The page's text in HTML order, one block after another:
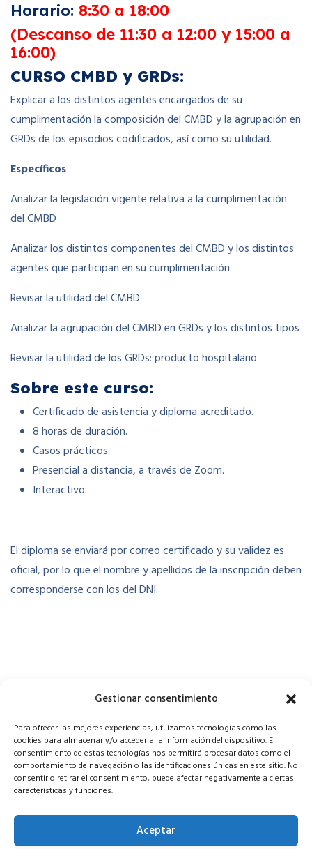
Gestionar consentimiento
Para ofrecer las mejores experiencias, utilizamos tecnologías como las
cookies para almacenar y/o acceder a la información del dispositivo. El
consentimiento de estas tecnologías nos permitirá procesar datos como el
comportamiento de navegación o las identificaciones únicas en este sitio. No
consentir o retirar el consentimiento, puede afectar negativamente a ciertas
características y funciones.
Aceptar
Horario: 8:30 a 18:00
(Descanso de 11:30 a 12:00 y 15:00 a
16:00)
CURSO CMBD y GRDs:
Explicar a los distintos agentes encargados de su
cumplimentación la composición del CMBD y la agrupación en
GRDs de los episodios codificados, así como su utilidad.
Específicos
Analizar la legislación vigente relativa a la cumplimentación
del CMBD
Analizar los distintos componentes del CMBD y los distintos
agentes que participan en su cumplimentación.
Revisar la utilidad del CMBD
Analizar la agrupación del CMBD en GRDs y los distintos tipos
Revisar la utilidad de los GRDs: producto hospitalario
Sobre este curso:
Certificado de asistencia y diploma acreditado.
8 horas de duración.
Casos prácticos.
Presencial a distancia, a través de Zoom.
Interactivo.
El diploma se enviará por correo certificado y su validez es
oficial, por lo que el nombre y apellidos de la inscripción deben
corresponderse con los del DNI.
Porque creemos en la codificación
C/ Pilar Montaner, 23 07005 Palma (Illes Balears)